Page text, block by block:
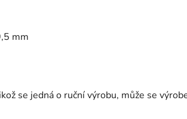
mm
se jedná o ruční výrobu, může se